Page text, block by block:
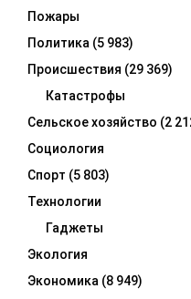
Пожары
Политика (5 983)
Происшествия (29 369)
Катастрофы
Сельское хозяйство (2
Социология
Спорт (5 803)
Технологии
Гаджеты
Экология
Экономика (8 949)